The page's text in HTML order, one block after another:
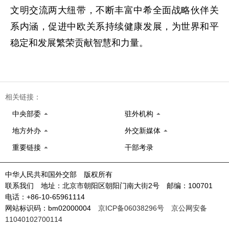
文明交流两大纽带，不断丰富中希全面战略伙伴关
系内涵，促进中欧关系持续健康发展，为世界和平
稳定和发展繁荣贡献智慧和力量。
相关链接：
中央部委 驻外机构
地方外办 外交新媒体
重要链接 干部考录
中华人民共和国外交部 版权所有
联系我们 地址：北京市朝阳区朝阳门南大街2号 邮编：100701
电话：+86-10-65961114
网站标识码：bm02000004 京ICP备06038296号
京公网安备
11040102700114